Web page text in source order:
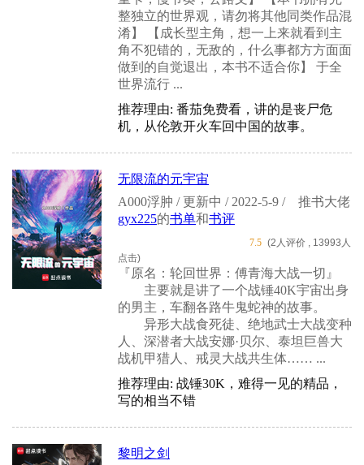
整独立的世界观，请勿将其他同类作品混
淆】 【成长型主角，想一上来就看到主
角不犯错的，无敌的，什么事都方方面面
做到的自觉退出，本书不适合你】 于全
世界流行 ...
推荐理由: 番茄免费看，讲的是丧尸危
机，从伦敦开火车回中国的故事。
无限流的元宇宙
A000浮肿 / 更新中 / 2022-5-9 /
推书大佬
gyx225的书单和书评
7.5 (2人评价 , 13993人
点击)
『原名：轮回世界：傅青海大战一切』
主要就是讲了一个战锤40K宇宙出身
的男主，车翻各路牛鬼蛇神的故事。
异形大战食死徒、绝地武士大战变种
人、深潜者大战安娜·贝尔、泰坦巨兽大
战机甲猎人、戒灵大战共生体…… ...
推荐理由: 战锤30K，难得一见的精品，
写的相当不错
黎明之剑